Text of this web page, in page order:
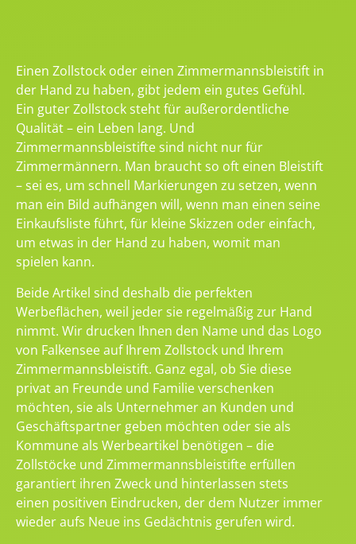
Einen Zollstock oder einen Zimmermannsbleistift in
der Hand zu haben, gibt jedem ein gutes Gefühl.
Ein guter Zollstock steht für außerordentliche
Qualität – ein Leben lang. Und
Zimmermannsbleistifte sind nicht nur für
Zimmermännern. Man braucht so oft einen Bleistift
– sei es, um schnell Markierungen zu setzen, wenn
man ein Bild aufhängen will, wenn man einen seine
Einkaufsliste führt, für kleine Skizzen oder einfach,
um etwas in der Hand zu haben, womit man
spielen kann.
Beide Artikel sind deshalb die perfekten
Werbeflächen, weil jeder sie regelmäßig zur Hand
nimmt. Wir drucken Ihnen den Name und das Logo
von Falkensee auf Ihrem Zollstock und Ihrem
Zimmermannsbleistift. Ganz egal, ob Sie diese
privat an Freunde und Familie verschenken
möchten, sie als Unternehmer an Kunden und
Geschäftspartner geben möchten oder sie als
Kommune als Werbeartikel benötigen – die
Zollstöcke und Zimmermannsbleistifte erfüllen
garantiert ihren Zweck und hinterlassen stets
einen positiven Eindrucken, der dem Nutzer immer
wieder aufs Neue ins Gedächtnis gerufen wird.